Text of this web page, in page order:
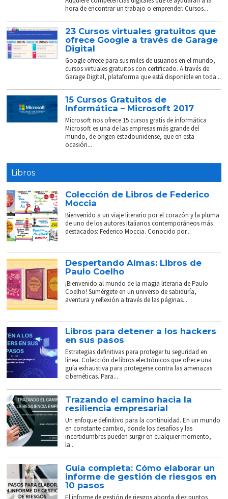
hora de encontrar un trabajo o emprender. Cursos...
23 Cursos virtuales gratuitos que
ofrece Google a través de Garage
Digital
Google ofrece para sus miles de usuarios en el mundo,
cursos virtuales gratuitos con certificado. A través de
Garage Digital, plataforma que está disponible en toda...
15 Cursos Gratuitos de
Informática – Microsoft 2017
Microsoft nos ofrece 15 cursos gratis de informática
Microsoft es una de las empresas más grande del
mundo, de origen estadounidense, que en esta
ocasión...
Libros
Colección de Libros de Federico
Moccia
Bienvenido a un viaje literario por el corazón y la pluma
de uno de los autores italianos contemporáneos más
destacados: Federico Moccia. Conocido por...
Despertando Almas: Libros de
Paulo Coelho
¡Bienvenido al mundo de la magia literaria de Paulo
Coelho! Sumérgete en un universo de sabiduría,
aventura y reflexión a través de las páginas...
Libros para detener a los hackers
en sus pasos
Estrategias definitivas para proteger tu seguridad en
línea. Colección de libros electrónicos que ofrece una
guía exhaustiva para protegerse contra las amenazas
cibernéticas. Para...
Trazando el camino hacia la
resiliencia empresarial
Un enfoque definitivo para la continuidad. En un mundo
en constante cambio, donde los desafíos y las
incertidumbres pueden surgir en cualquier momento,
la...
Guía completa: Cómo elaborar un
informe de gestión de riesgos en
10 pasos